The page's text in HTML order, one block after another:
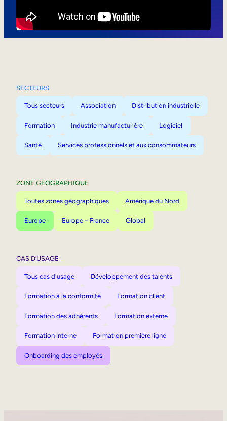
SECTEURS
Tous secteurs Association Distribution industrielle
Formation Industrie manufacturière Logiciel
Santé Services professionnels et aux consommateurs
ZONE GÉOGRAPHIQUE
Toutes zones géographiques Amérique du Nord
Europe Europe – France Global
CAS D’USAGE
Tous cas d'usage Développement des talents
Formation à la conformité Formation client
Formation des adhérents Formation externe
Formation interne Formation première ligne
Onboarding des employés